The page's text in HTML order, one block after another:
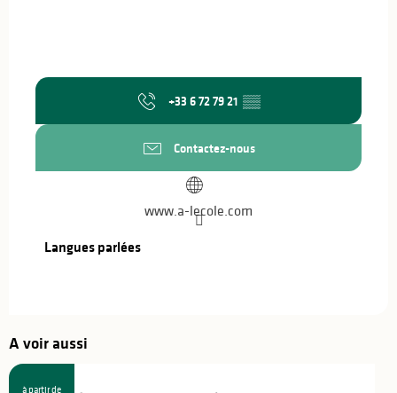
+33 6 72 79 21 ▒▒
Contactez-nous
www.a-lecole.com
Langues parlées
Langues parlées
A voir aussi
à partir de